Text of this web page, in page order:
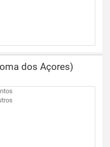
dos Açores)